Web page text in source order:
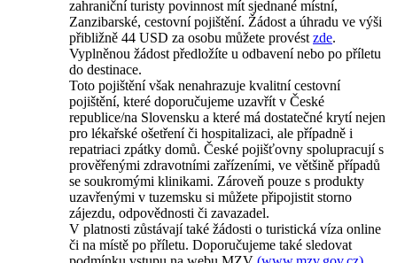
zahraniční turisty povinnost mít sjednané místní,
Zanzibarské, cestovní pojištění. Žádost a úhradu ve výši
přibližně 44 USD za osobu můžete provést zde.
Vyplněnou žádost předložíte u odbavení nebo po příletu
do destinace.
Toto pojištění však nenahrazuje kvalitní cestovní
pojištění, které doporučujeme uzavřít v České
republice/na Slovensku a které má dostatečné krytí nejen
pro lékařské ošetření či hospitalizaci, ale případně i
repatriaci zpátky domů. České pojišťovny spolupracují s
prověřenými zdravotními zařízeními, ve většině případů
se soukromými klinikami. Zároveň pouze s produkty
uzavřenými v tuzemsku si můžete připojistit storno
zájezdu, odpovědnosti či zavazadel.
V platnosti zůstávají také žádosti o turistická víza online
či na místě po příletu. Doporučujeme také sledovat